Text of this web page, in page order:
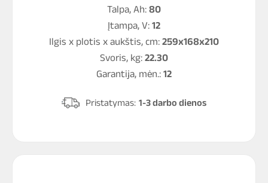
Talpa, Ah: 80
Įtampa, V: 12
Ilgis x plotis x aukštis, cm: 259x168x210
Svoris, kg: 22.30
Garantija, mėn.: 12
Pristatymas: 1-3 darbo dienos